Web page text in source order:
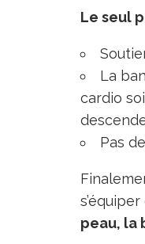
Le seul
La
cardio
Pas
peau, la